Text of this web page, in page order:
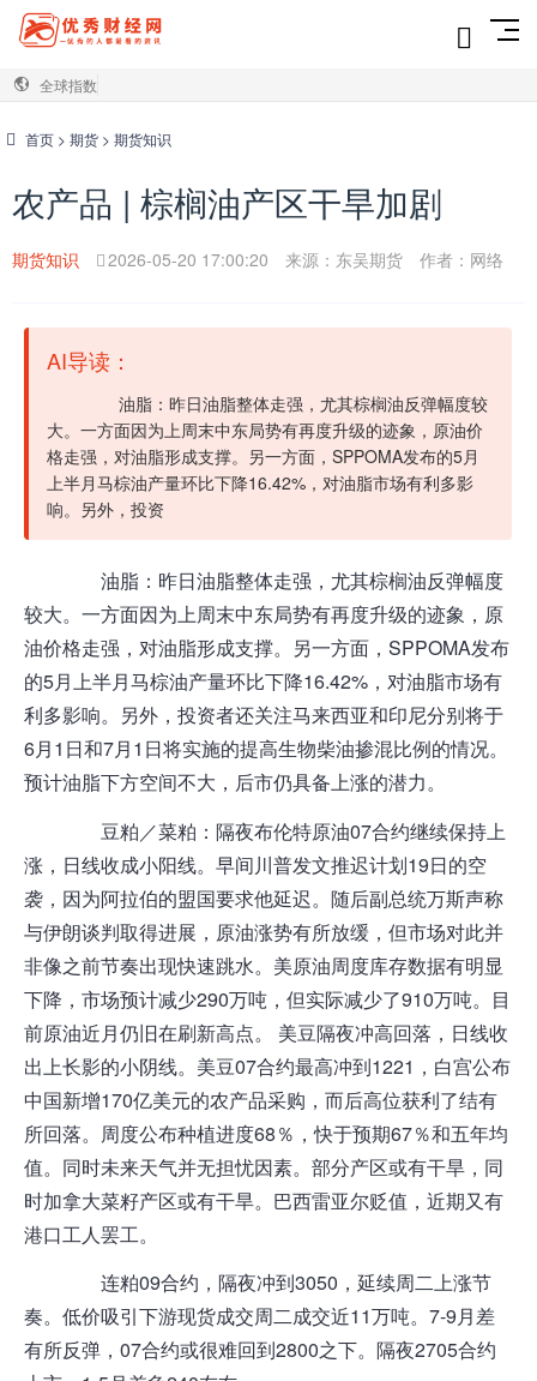
全球指数
首页 > 期货 > 期货知识
农产品 | 棕榈油产区干旱加剧
期货知识 2026-05-20 17:00:20 来源：东吴期货 作者：网络
AI导读：
油脂：昨日油脂整体走强，尤其棕榈油反弹幅度较
大。一方面因为上周末中东局势有再度升级的迹象，原油价
格走强，对油脂形成支撑。另一方面，SPPOMA发布的5月
上半月马棕油产量环比下降16.42%，对油脂市场有利多影
响。另外，投资
油脂 ：昨日油脂整体走强，尤其棕榈油反弹幅度
较大。一方面因为上周末中东局势有再度升级的迹象，原
油价格走强，对油脂形成支撑。另一方面，SPPOMA发布
的5月上半月马棕油产量环比下降16.42%，对油脂市场有
利多影响。另外，投资者还关注马来西亚和印尼分别将于
6月1日和7月1日将实施的提高生物柴油掺混比例的情况。
预计油脂下方空间不大，后市仍具备上涨的潜力。
豆粕／菜粕： 隔夜布伦特原油07合约继续保持上
涨，日线收成小阳线。早间川普发文推迟计划19日的空
袭，因为阿拉伯的盟国要求他延迟。随后副总统万斯声称
与伊朗谈判取得进展，原油涨势有所放缓，但市场对此并
非像之前节奏出现快速跳水。美原油周度库存数据有明显
下降，市场预计减少290万吨，但实际减少了910万吨。目
前原油近月仍旧在刷新高点。 美豆隔夜冲高回落，日线收
出上长影的小阴线。美豆07合约最高冲到1221，白宫公布
中国新增170亿美元的农产品采购，而后高位获利了结有
所回落。周度公布种植进度68％，快于预期67％和五年均
值。同时未来天气并无担忧因素。部分产区或有干旱，同
时加拿大菜籽产区或有干旱。巴西雷亚尔贬值，近期又有
港口工人罢工。
连粕09合约，隔夜冲到3050，延续周二上涨节
奏。低价吸引下游现货成交周二成交近11万吨。7-9月差
有所反弹，07合约或很难回到2800之下。隔夜2705合约